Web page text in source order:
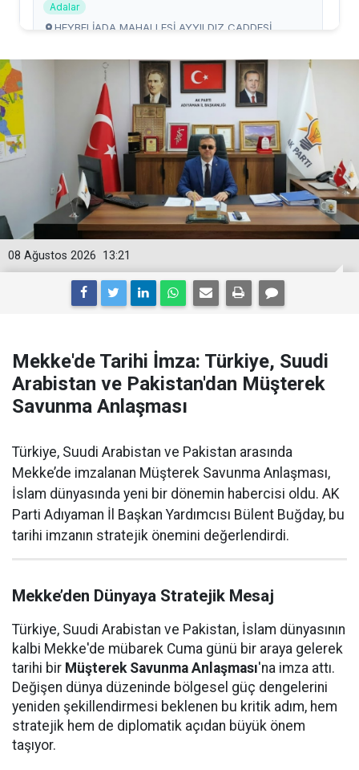
13:21
08 Ağustos 2026
Mekke'de Tarihi İmza: Türkiye, Suudi
Arabistan ve Pakistan'dan Müşterek
Savunma Anlaşması
Türkiye, Suudi Arabistan ve Pakistan arasında
Mekke’de imzalanan Müşterek Savunma Anlaşması,
İslam dünyasında yeni bir dönemin habercisi oldu. AK
Parti Adıyaman İl Başkan Yardımcısı Bülent Buğday, bu
tarihi imzanın stratejik önemini değerlendirdi.
Mekke’den Dünyaya Stratejik Mesaj
Türkiye, Suudi Arabistan ve Pakistan, İslam dünyasının
kalbi Mekke'de mübarek Cuma günü bir araya gelerek
tarihi bir Müşterek Savunma Anlaşması'na imza attı.
Değişen dünya düzeninde bölgesel güç dengelerini
yeniden şekillendirmesi beklenen bu kritik adım, hem
stratejik hem de diplomatik açıdan büyük önem
taşıyor.